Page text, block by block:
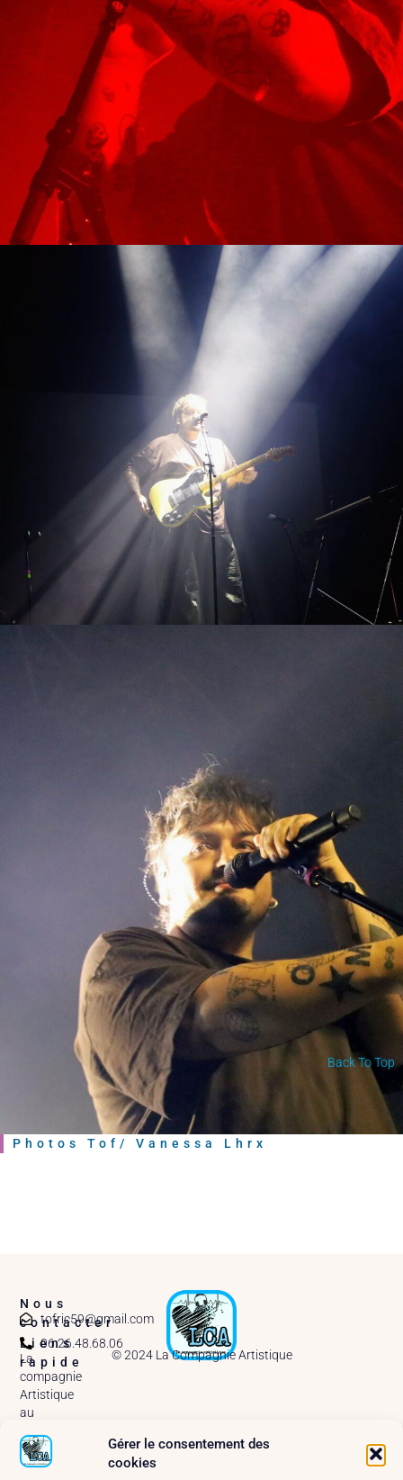
Gérer le consentement des
cookies
Photos Tof/ Vanessa Lhrx
© 2024 La Compagnie Artistique
Liens
rapide
La
compagnie
Artistique
au
Arras –
2025
Nous
contacter
tofric59@gmail.com
06.26.48.68.06
Back To Top